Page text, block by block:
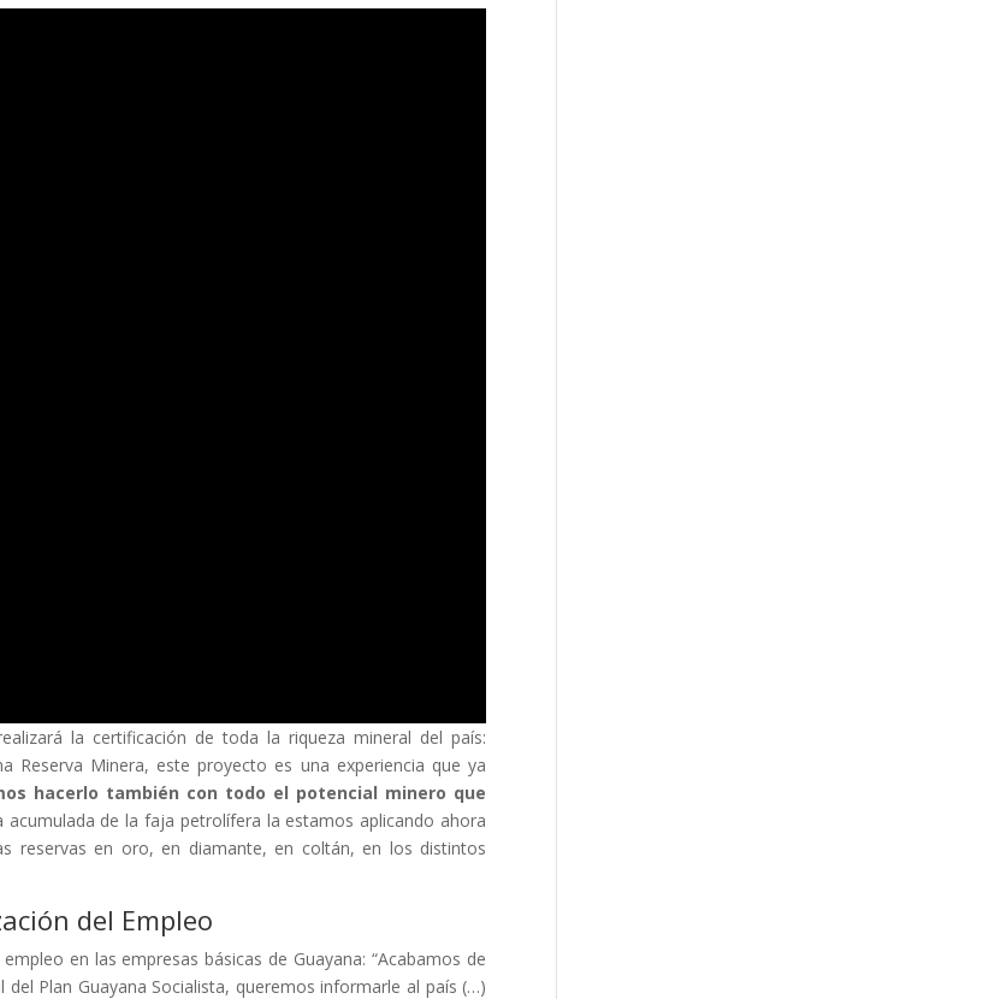
la certificación de toda la riqueza mineral del país:
Reserva Minera, este proyecto es una experiencia que ya
hacerlo también con todo el potencial minero que
acumulada de la faja petrolífera la estamos aplicando ahora
reservas en oro, en diamante, en coltán, en los distintos
del Empleo
en las empresas básicas de Guayana: “Acabamos de
Plan Guayana Socialista, queremos informarle al país (…)